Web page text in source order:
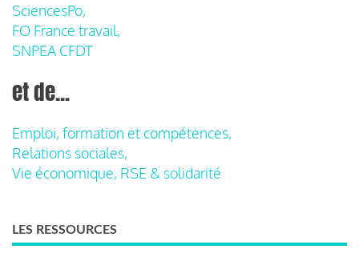
SciencesPo,
FO France travail,
SNPEA CFDT
et de...
Emploi, formation et compétences,
Relations sociales,
Vie économique, RSE & solidarité
LES RESSOURCES